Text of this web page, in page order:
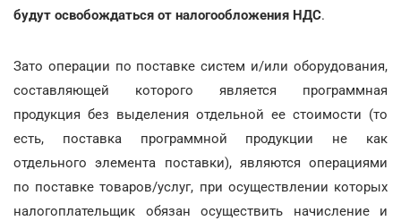
будут освобождаться от налогообложения НДС.
Зато операции по поставке систем и/или оборудования,
составляющей которого является программная
продукция без выделения отдельной ее стоимости (то
есть, поставка программной продукции не как
отдельного элемента поставки), являются операциями
по поставке товаров/услуг, при осуществлении которых
налогоплательщик обязан осуществить начисление и